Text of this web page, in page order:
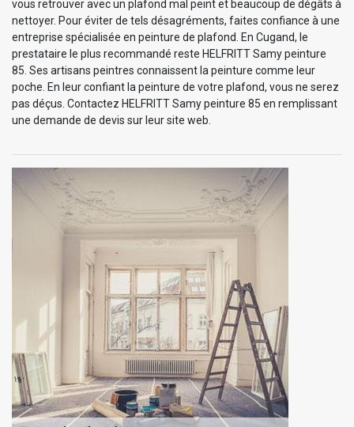
vous retrouver avec un plafond mal peint et beaucoup de dégâts à
nettoyer. Pour éviter de tels désagréments, faites confiance à une
entreprise spécialisée en peinture de plafond. En Cugand, le
prestataire le plus recommandé reste HELFRITT Samy peinture
85. Ses artisans peintres connaissent la peinture comme leur
poche. En leur confiant la peinture de votre plafond, vous ne serez
pas déçus. Contactez HELFRITT Samy peinture 85 en remplissant
une demande de devis sur leur site web.